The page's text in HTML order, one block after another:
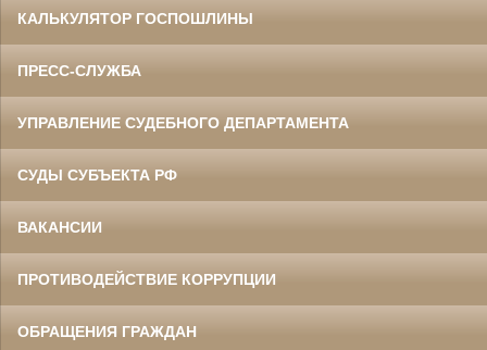
КАЛЬКУЛЯТОР ГОСПОШЛИНЫ
ПРЕСС-СЛУЖБА
УПРАВЛЕНИЕ СУДЕБНОГО ДЕПАРТАМЕНТА
СУДЫ СУБЪЕКТА РФ
ВАКАНСИИ
ПРОТИВОДЕЙСТВИЕ КОРРУПЦИИ
ОБРАЩЕНИЯ ГРАЖДАН